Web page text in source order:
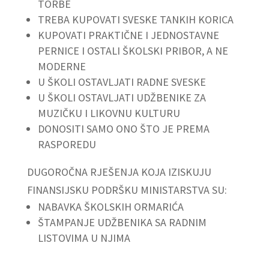
TORBE
TREBA KUPOVATI SVESKE TANKIH KORICA
KUPOVATI PRAKTIČNE I JEDNOSTAVNE
PERNICE I OSTALI ŠKOLSKI PRIBOR, A NE
MODERNE
U ŠKOLI OSTAVLJATI RADNE SVESKE
U ŠKOLI OSTAVLJATI UDŽBENIKE ZA
MUZIČKU I LIKOVNU KULTURU
DONOSITI SAMO ONO ŠTO JE PREMA
RASPOREDU
DUGOROČNA RJEŠENJA KOJA IZISKUJU
FINANSIJSKU PODRŠKU MINISTARSTVA SU:
NABAVKA ŠKOLSKIH ORMARIĆA
ŠTAMPANJE UDŽBENIKA SA RADNIM
LISTOVIMA U NJIMA